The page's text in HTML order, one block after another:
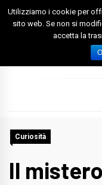
Skip
Foggia
Curiosità
Il
Utilizziamo i cookie per
sito web. Se non si
accetta la